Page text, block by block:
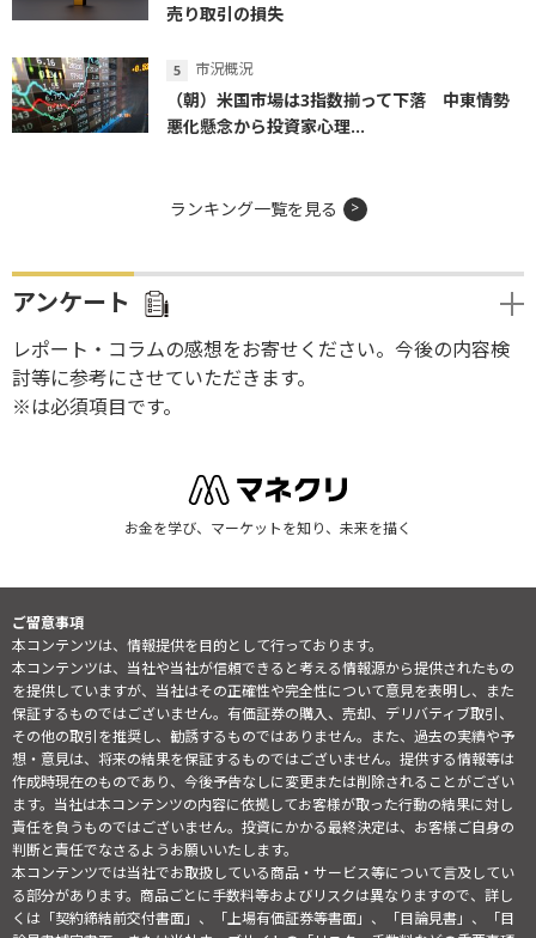
売り取引の損失
市況概況
（朝）米国市場は3指数揃って下落 中東情勢
悪化懸念から投資家心理...
ランキング一覧を見る
アンケート
レポート・コラムの感想をお寄せください。今後の内容検
討等に参考にさせていただきます。
※は必須項目です。
お金を学び、マーケットを知り、未来を描く
ご留意事項
本コンテンツは、情報提供を目的として行っております。
本コンテンツは、当社や当社が信頼できると考える情報源から提供されたもの
を提供していますが、当社はその正確性や完全性について意見を表明し、また
保証するものではございません。有価証券の購入、売却、デリバティブ取引、
その他の取引を推奨し、勧誘するものではありません。また、過去の実績や予
想・意見は、将来の結果を保証するものではございません。提供する情報等は
作成時現在のものであり、今後予告なしに変更または削除されることがござい
ます。当社は本コンテンツの内容に依拠してお客様が取った行動の結果に対し
責任を負うものではございません。投資にかかる最終決定は、お客様ご自身の
判断と責任でなさるようお願いいたします。
本コンテンツでは当社でお取扱している商品・サービス等について言及してい
る部分があります。商品ごとに手数料等およびリスクは異なりますので、詳し
くは「契約締結前交付書面」、「上場有価証券等書面」、「目論見書」、「目